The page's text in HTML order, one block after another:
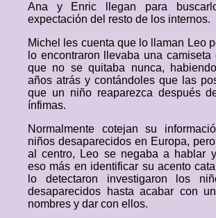
Ana y Enric llegan para
expectación del resto de los internos.
Michel les cuenta que lo llaman Leo
lo encontraron llevaba una camiseta
que no se quitaba nunca,
años atrás y contándoles que las
que un niño reaparezca después
ínfimas.
Normalmente cotejan su
niños desaparecidos en Europa,
al centro, Leo se negaba a hablar
eso más en identificar su acento
lo detectaron investigaron los
desaparecidos hasta acabar con
nombres y dar con ellos.